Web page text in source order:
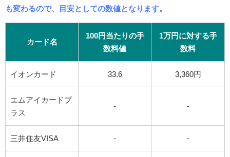
も変わるので、目安としての数値となります。
カード名
100円当たりの手
数料値
1万円に対する手
数料
イオンカード 33.6 3,360円
エムアイカードプ
ラス
- -
三井住友VISA - -